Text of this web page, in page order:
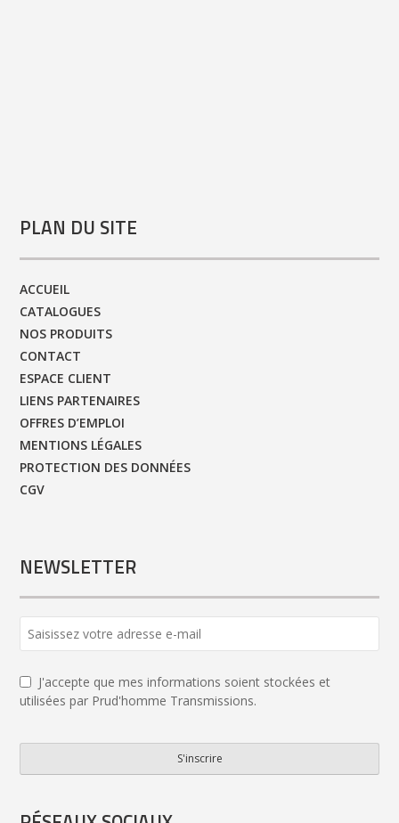
PLAN DU SITE
ACCUEIL
CATALOGUES
NOS PRODUITS
CONTACT
ESPACE CLIENT
LIENS PARTENAIRES
OFFRES D’EMPLOI
MENTIONS LÉGALES
PROTECTION DES DONNÉES
CGV
NEWSLETTER
Website *
J'accepte que mes informations soient stockées et
utilisées par Prud'homme Transmissions.
S'inscrire